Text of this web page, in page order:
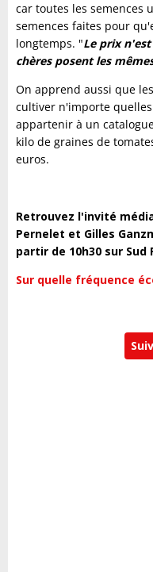
car toutes les semences
semences faites pour
longtemps. "Le prix
chères posent les
On apprend aussi que
cultiver n'importe
appartenir à un
kilo de graines de
euros.
Retrouvez l'invité
Pernelet et Gilles
partir de 10h30 sur Sud
Sur quelle fréquence